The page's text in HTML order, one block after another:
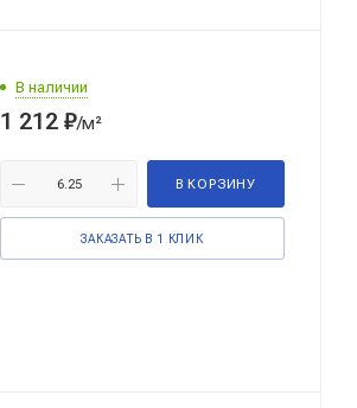
В наличии
1 212 ₽/м²
В КОРЗИНУ
ЗАКАЗАТЬ В 1 КЛИК